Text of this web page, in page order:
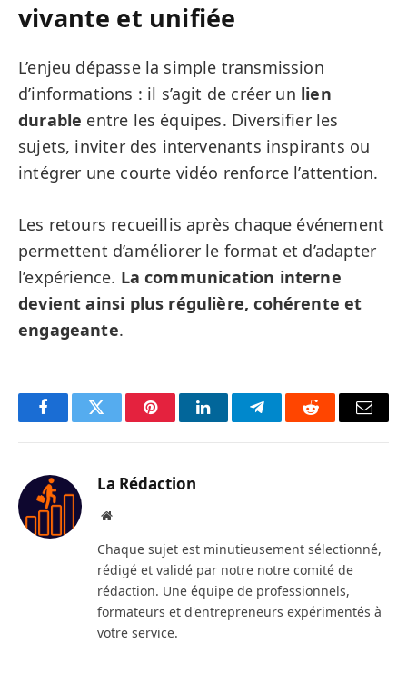
vivante et unifiée
L’enjeu dépasse la simple transmission
d’informations : il s’agit de créer un lien
durable entre les équipes. Diversifier les
sujets, inviter des intervenants inspirants ou
intégrer une courte vidéo renforce l’attention.
Les retours recueillis après chaque événement
permettent d’améliorer le format et d’adapter
l’expérience. La communication interne
devient ainsi plus régulière, cohérente et
engageante.
FacebookTwitter PinterestLinkedInTelegramReddit Email
La Rédaction
Site
Chaque sujet est minutieusement sélectionné,
rédigé et validé par notre notre comité de
rédaction. Une équipe de professionnels,
formateurs et d'entrepreneurs expérimentés à
votre service.